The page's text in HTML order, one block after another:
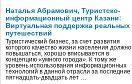
Наталья Абрамович, Туристско-
информационный центр Казани:
Виртуальная поддержка реальных
путешествий
Туристический бизнес, за счет развития
которого качество жизни населения должно
повышаться, хорошо вписывается в
концепцию «умного города». К тому же
уровень использования информационных
технологий в данной отрасли за последние
пятнадцать-двадцать лет …